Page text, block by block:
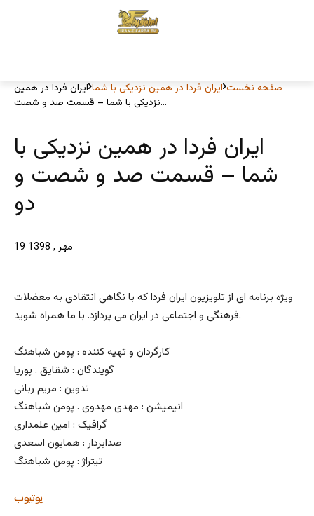
صفحه نخست ایران فردا در همین نزدیکی با شما ایران فردا در همین
نزدیکی با شما – قسمت صد و شصت...
ایران فردا در همین نزدیکی با
شما – قسمت صد و شصت و
دو
19 مهر , 1398
ویژه برنامه ای از تلویزیون ایران فردا که با نگاهی انتقادی به معضلات
فرهنگی و اجتماعی در ایران می پردازد. با ما همراه شوید.
کارگردان و تهیه کننده : پومن شباهنگ
گویندگان : شقایق . پوریا
تدوین : مریم ربانی
انیمیشن : مهدی مهدوی . پومن شباهنگ
گرافیک : امین علمداری
صدابردار : همایون اسعدی
تیتراژ : پومن شباهنگ
یوتیوب